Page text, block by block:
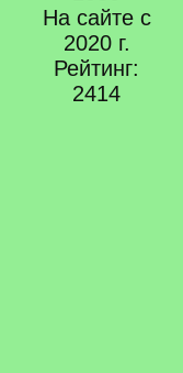
На сайте с
2020 г.
Рейтинг:
2414